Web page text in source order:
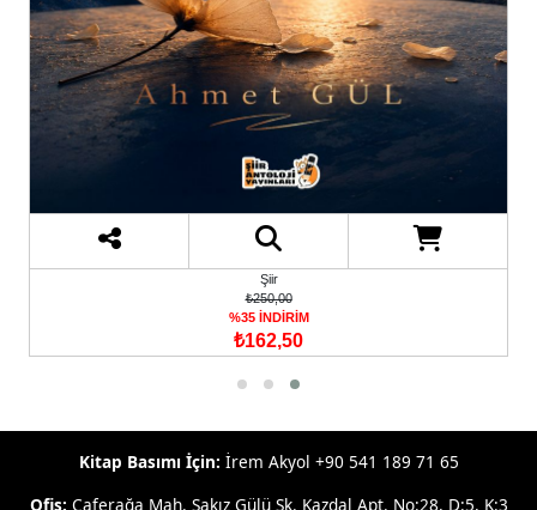
Şiir
₺250,00
%35 İNDİRİM
₺162,50
Kitap Basımı İçin: İrem Akyol +90 541 189 71 65
Ofis: Caferağa Mah. Sakız Gülü Sk. Kazdal Apt. No:28, D:5, K:3